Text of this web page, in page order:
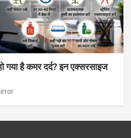
है कमर दर्द? इन एक्सरसाइज